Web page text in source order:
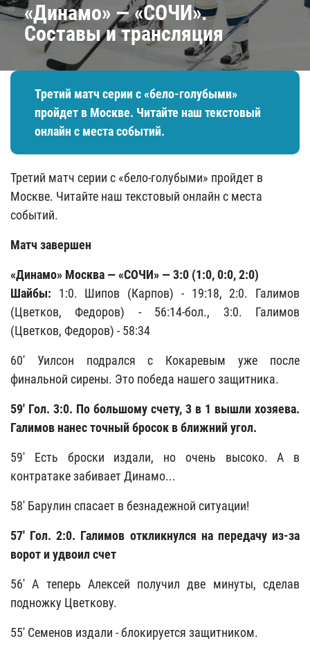
«Динамо» — «СОЧИ».
Составы и трансляция
Третий матч серии с «бело-голубыми»
пройдет в Москве. Читайте наш текстовый
онлайн с места событий.
Третий матч серии с «бело-голубыми» пройдет в
Москве. Читайте наш текстовый онлайн с места
событий.
Матч завершен
«Динамо» Москва — «СОЧИ» — 3:0 (1:0, 0:0, 2:0)
Шайбы: 1:0. Шипов (Карпов) - 19:18, 2:0. Галимов
(Цветков, Федоров) - 56:14-бол., 3:0. Галимов
(Цветков, Федоров) - 58:34
60' Уилсон подрался с Кокаревым уже после
финальной сирены. Это победа нашего защитника.
59' Гол. 3:0. По большому счету, 3 в 1 вышли хозяева.
Галимов нанес точный бросок в ближний угол.
59' Есть броски издали, но очень высоко. А в
контратаке забивает Динамо...
58' Барулин спасает в безнадежной ситуации!
57' Гол. 2:0. Галимов откликнулся на передачу из-за
ворот и удвоил счет
56' А теперь Алексей получил две минуты, сделав
подножку Цветкову.
55' Семенов издали - блокируется защитником.